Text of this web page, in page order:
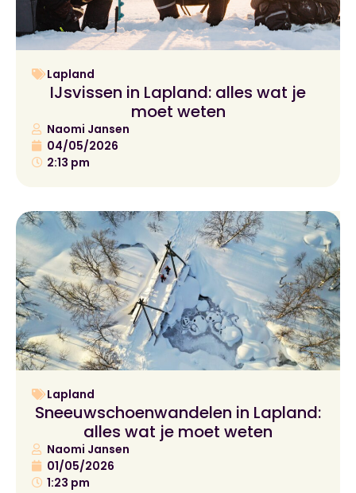
Lapland
IJsvissen in Lapland: alles wat je
moet weten
Naomi Jansen
04/05/2026
2:13 pm
Lapland
Sneeuwschoenwandelen in Lapland:
alles wat je moet weten
Naomi Jansen
01/05/2026
1:23 pm